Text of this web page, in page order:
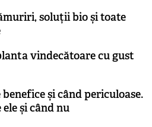
soluții bio și toate
vindecătoare cu gust
și când periculoase.
și când nu